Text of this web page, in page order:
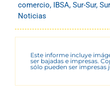
comercio, IBSA, Sur-Sur,
Noticias
Este informe incluye
ser bajadas e impresas.
sólo pueden ser